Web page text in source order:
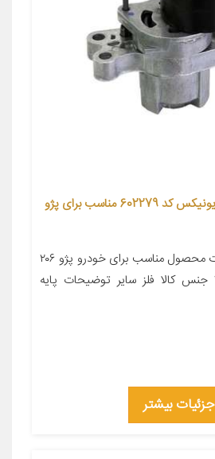
تسمه سفت کن دینام یونیکس کد 602279 مناسب برای پژو
معرفی محصول جزئیات محصول مناسب برای خودرو پژو ۲۰۶
تعداد در بسته‌بندی ۱ جنس کالا فلز سایر توضیحات پایه
جزئیات بیشتر